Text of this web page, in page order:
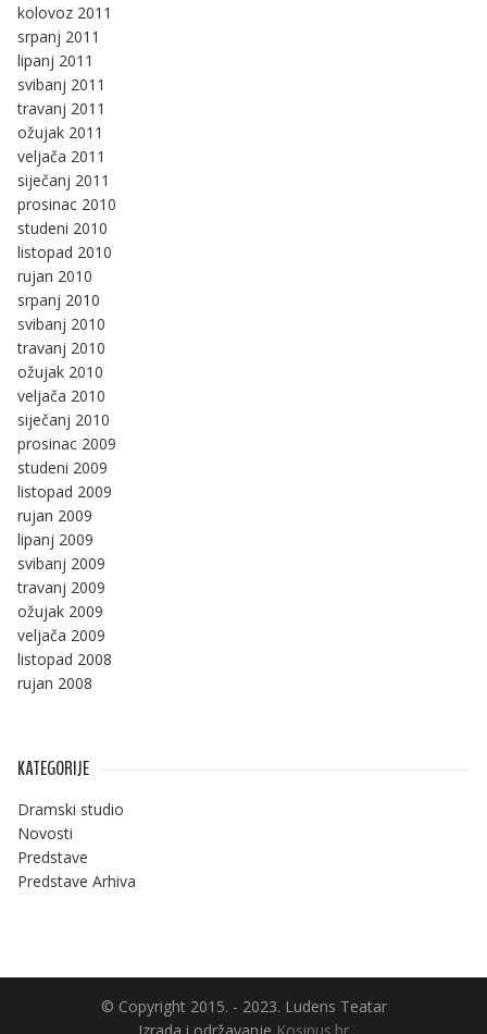
kolovoz 2011
srpanj 2011
lipanj 2011
svibanj 2011
travanj 2011
ožujak 2011
veljača 2011
siječanj 2011
prosinac 2010
studeni 2010
listopad 2010
rujan 2010
srpanj 2010
svibanj 2010
travanj 2010
ožujak 2010
veljača 2010
siječanj 2010
prosinac 2009
studeni 2009
listopad 2009
rujan 2009
lipanj 2009
svibanj 2009
travanj 2009
ožujak 2009
veljača 2009
listopad 2008
rujan 2008
KATEGORIJE
Dramski studio
Novosti
Predstave
Predstave Arhiva
© Copyright 2015. - 2023. Ludens Teatar